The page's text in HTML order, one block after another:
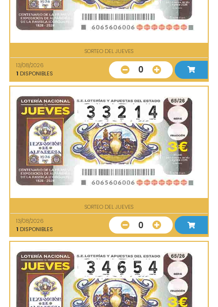
SORTEO DEL JUEVES
13/08/2026
1 DISPONIBLES 0
SORTEO DEL JUEVES
13/08/2026
1 DISPONIBLES 0